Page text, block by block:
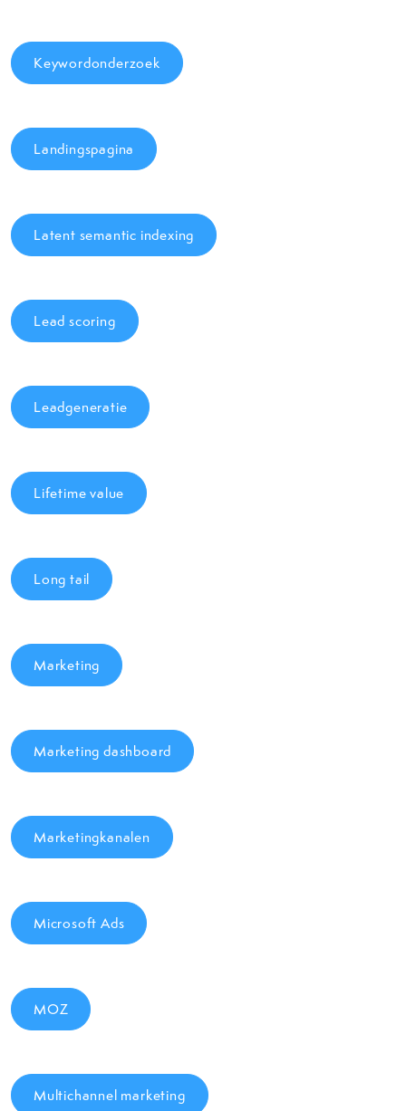
Keywordonderzoek
Landingspagina
Latent semantic indexing
Lead scoring
Leadgeneratie
Lifetime value
Long tail
Marketing
Marketing dashboard
Marketingkanalen
Microsoft Ads
MOZ
Multichannel marketing